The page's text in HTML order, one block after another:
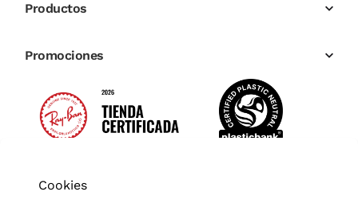
Productos
Promociones
Cookies